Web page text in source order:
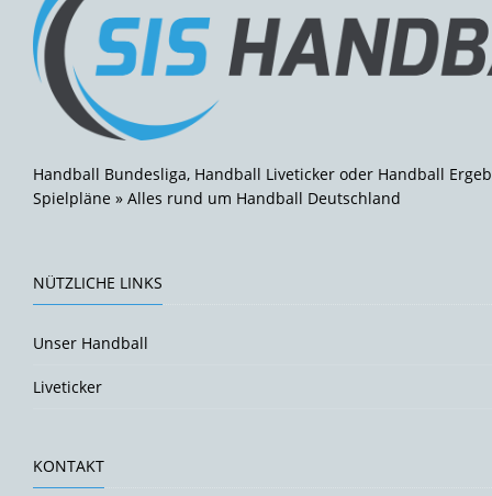
Handball Bundesliga, Handball Liveticker oder Handball
Spielpläne » Alles rund um Handball Deutschland
NÜTZLICHE LINKS
Unser Handball
Liveticker
KONTAKT